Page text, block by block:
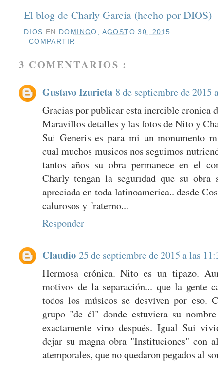
El blog de Charly Garcia (hecho por DIOS)
DIOS EN DOMINGO, AGOSTO 30, 2015
COMPARTIR
3 COMENTARIOS :
Gustavo Izurieta 8 de septiembre de 2015
Gracias por publicar esta increible cronica
Maravillos detalles y las fotos de Nito y
Sui Generis es para mi un monumento
cual muchos musicos nos seguimos
tantos años su obra permanece en el
Charly tengan la seguridad que su obra
apreciada en toda latinoamerica.. desde
calurosos y fraterno...
Responder
Claudio 25 de septiembre de 2015 a las
Hermosa crónica. Nito es un tipazo.
motivos de la separación... que la gente
todos los músicos se desviven por eso.
grupo "de él" donde estuviera su
exactamente vino después. Igual Sui
dejar su magna obra "Instituciones" con
atemporales, que no quedaron pegados al